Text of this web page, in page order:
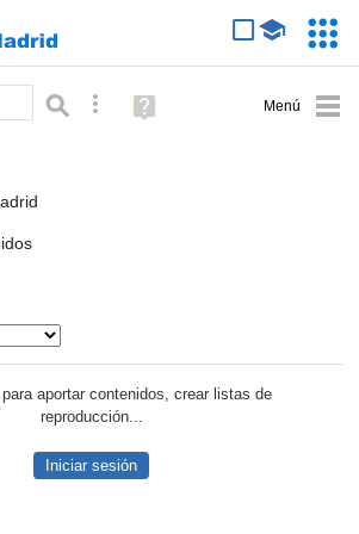
Búsqueda avanzada
Ayuda
(en
aportar contenidos, crear listas de
reproducción...
Iniciar sesión